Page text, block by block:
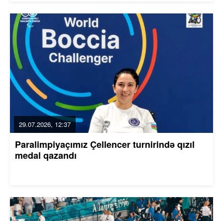
29.07.2026, 12:37
Paralimpiyaçımız Çellencer turnirində qızıl
medal qazandı